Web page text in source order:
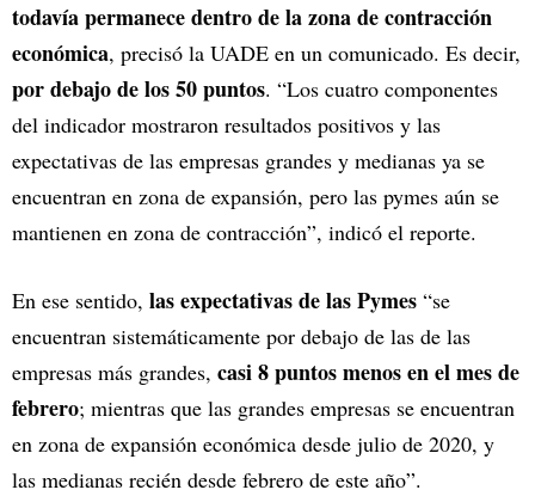
todavía permanece dentro de la zona de contracción
económica, precisó la UADE en un comunicado. Es decir,
por debajo de los 50 puntos. “Los cuatro componentes
del indicador mostraron resultados positivos y las
expectativas de las empresas grandes y medianas ya se
encuentran en zona de expansión, pero las pymes aún se
mantienen en zona de contracción”, indicó el reporte.
En ese sentido, las expectativas de las Pymes “se
encuentran sistemáticamente por debajo de las de las
empresas más grandes, casi 8 puntos menos en el mes de
febrero; mientras que las grandes empresas se encuentran
en zona de expansión económica desde julio de 2020, y
las medianas recién desde febrero de este año”.